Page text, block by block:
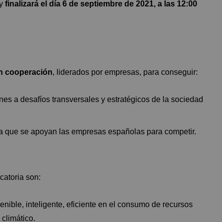
finalizará el día 6 de septiembre de 2021, a las 12:00
cooperación, liderados por empresas, para conseguir:
a desafíos transversales y estratégicos de la sociedad
se apoyan las empresas españolas para competir.
son:
inteligente, eficiente en el consumo de recursos